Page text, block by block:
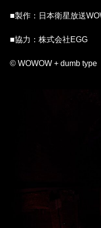
■製作：日本衛星放送
■協力：株式会社EGG
© WOWOW + dumb type